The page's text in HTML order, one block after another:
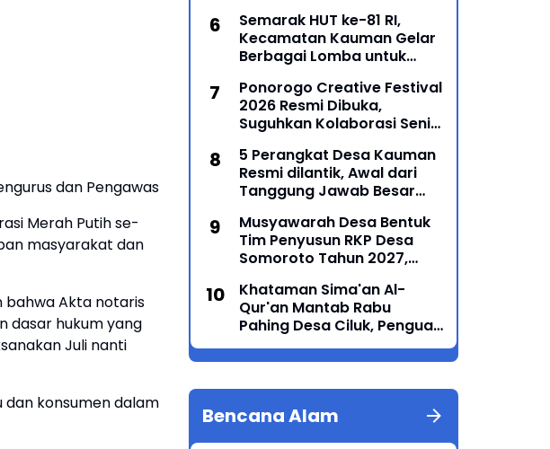
dan Pengawas
Merah Putih se-
masyarakat dan
bahwa Akta notaris
dasar hukum yang
Juli nanti
konsumen dalam
Semarak HUT ke-81 RI,
Kecamatan Kauman Gelar
Berbagai Lomba untuk
Masyarakat
Ponorogo Creative Festival
2026 Resmi Dibuka,
Suguhkan Kolaborasi Seni
Memukau
5 Perangkat Desa Kauman
Resmi dilantik, Awal dari
Tanggung Jawab Besar
Musyawarah Desa Bentuk
Tim Penyusun RKP Desa
Somoroto Tahun 2027,
Partisipatif
Khataman Sima'an Al-
Qur'an Mantab Rabu
Pahing Desa Ciluk, Penguat
Umat di Kecamatan
Bencana Alam